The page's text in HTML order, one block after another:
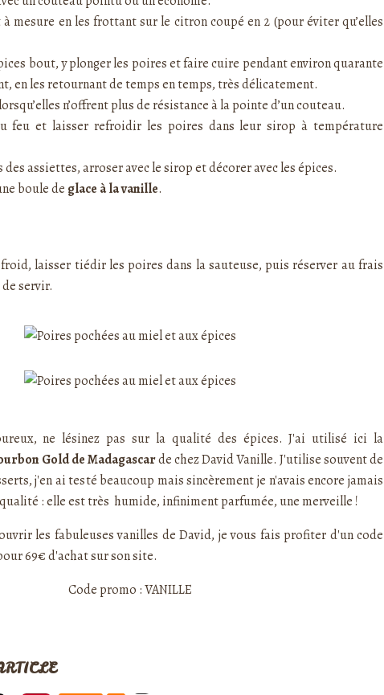
mesure en les frottant sur le citron coupé en 2 (pour éviter qu’elles
bout, y plonger les poires et faire cuire pendant environ quarante
en les retournant de temps en temps, très délicatement.
n’offrent plus de résistance à la pointe d’un couteau.
feu et laisser refroidir les poires dans leur sirop à température
assiettes, arroser avec le sirop et décorer avec les épices.
boule de glace à la vanille.
laisser tiédir les poires dans la sauteuse, puis réserver au frais
servir.
ne lésinez pas sur la qualité des épices. J'ai utilisé ici la
Gold de Madagascarde chez David Vanille. J'utilise souvent de
j'en ai testé beaucoup mais sincèrement je n'avais encore jamais
: elle est très humide, infiniment parfumée, une merveille !
les fabuleuses vanilles de David, je vous fais profiter d'un code
69€ d'achat sur sonsite.
Code promo : VANILLE